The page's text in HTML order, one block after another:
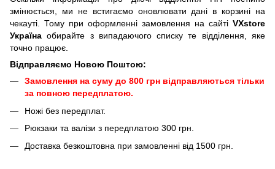
змінюється, ми не встигаємо оновлювати дані в корзині на
чекауті. Тому при оформленні замовлення на сайті VXstore
Україна обирайте з випадаючого списку те відділення, яке
точно працює.
Відправляємо Новою Поштою:
Замовлення на суму до 800 грн відправляються тільки
за повною передплатою.
Ножі без передплат.
Рюкзаки та валізи з передплатою 300 грн.
Доставка безкоштовна при замовленні від 1500 грн.